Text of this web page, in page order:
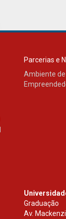
Parcerias e
Ambiente
Graduação
Av.